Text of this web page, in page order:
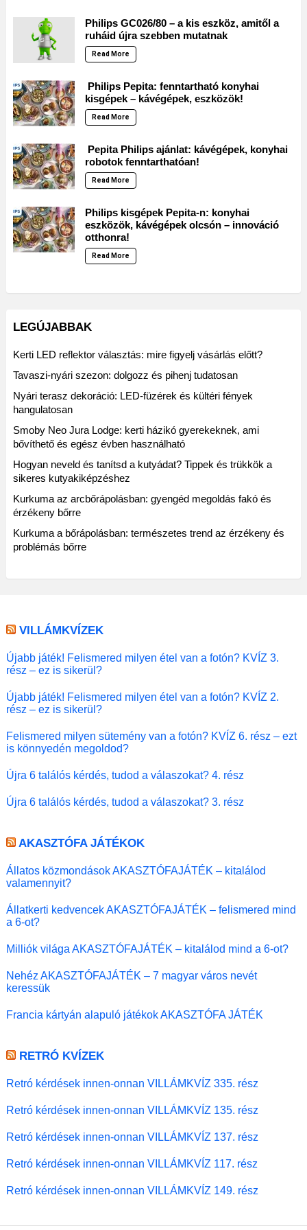
Philips GC026/80 – a kis eszköz, amitől a
ruháid újra szebben mutatnak
Read More
Philips Pepita: fenntartható konyhai
kisgépek – kávégépek, eszközök!
Read More
Pepita Philips ajánlat: kávégépek, konyhai
robotok fenntarthatóan!
Read More
Philips kisgépek Pepita-n: konyhai
eszközök, kávégépek olcsón – innováció
otthonra!
Read More
LEGÚJABBAK
Kerti LED reflektor választás: mire figyelj vásárlás előtt?
Tavaszi-nyári szezon: dolgozz és pihenj tudatosan
Nyári terasz dekoráció: LED-füzérek és kültéri fények
hangulatosan
Smoby Neo Jura Lodge: kerti házikó gyerekeknek, ami
bővíthető és egész évben használható
Hogyan neveld és tanítsd a kutyádat? Tippek és trükkök a
sikeres kutyakiképzéshez
Kurkuma az arcbőrápolásban: gyengéd megoldás fakó és
érzékeny bőrre
Kurkuma a bőrápolásban: természetes trend az érzékeny és
problémás bőrre
VILLÁMKVÍZEK
Újabb játék! Felismered milyen étel van a fotón? KVÍZ 3.
rész – ez is sikerül?
Újabb játék! Felismered milyen étel van a fotón? KVÍZ 2.
rész – ez is sikerül?
Felismered milyen sütemény van a fotón? KVÍZ 6. rész – ezt
is könnyedén megoldod?
Újra 6 találós kérdés, tudod a válaszokat? 4. rész
Újra 6 találós kérdés, tudod a válaszokat? 3. rész
AKASZTÓFA JÁTÉKOK
Állatos közmondások AKASZTÓFAJÁTÉK – kitalálod
valamennyit?
Állatkerti kedvencek AKASZTÓFAJÁTÉK – felismered mind
a 6-ot?
Milliók világa AKASZTÓFAJÁTÉK – kitalálod mind a 6-ot?
Nehéz AKASZTÓFAJÁTÉK – 7 magyar város nevét
keressük
Francia kártyán alapuló játékok AKASZTÓFA JÁTÉK
RETRÓ KVÍZEK
Retró kérdések innen-onnan VILLÁMKVÍZ 335. rész
Retró kérdések innen-onnan VILLÁMKVÍZ 135. rész
Retró kérdések innen-onnan VILLÁMKVÍZ 137. rész
Retró kérdések innen-onnan VILLÁMKVÍZ 117. rész
Retró kérdések innen-onnan VILLÁMKVÍZ 149. rész